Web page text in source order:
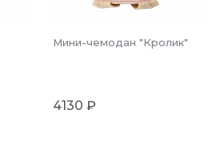
Мини-чемодан "Кролик"
4130 ₽